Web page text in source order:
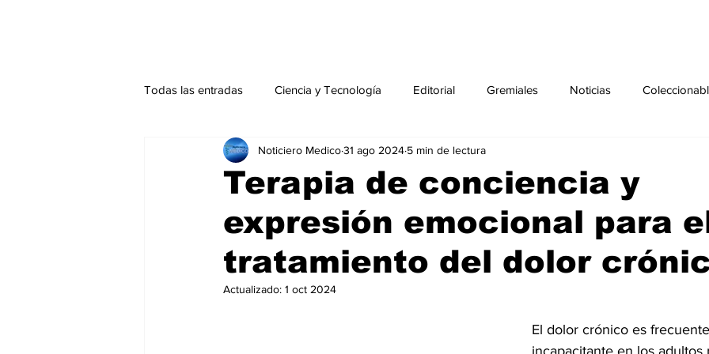
Todas las entradas Ciencia y Tecnología Editorial Gremiales Noticias
Actualidad Salud Mental Agenda Sección especial
Endocrinología Actualidad especial Ciencia y Tecnología especial Coleccionable
Terapia de conciencia y
expresión emocional para
tratamiento del dolor
Noticiero Medico31 ago 2024 5 min de lectura
Actualizado: 1 oct 2024
El dolor crónico es
incapacitante en los adultos